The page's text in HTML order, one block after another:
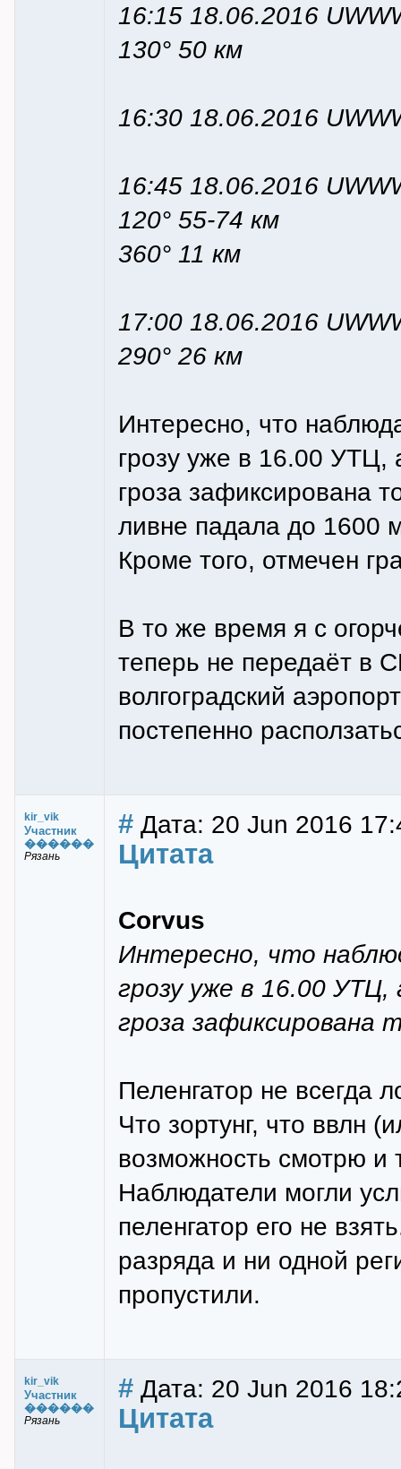
16:15 18.06.2016
130° 50 км
16:30 18.06.2016
16:45 18.06.2016
120° 55-74 км
360° 11 км
17:00 18.06.2016
290° 26 км
Интересно, что
грозу уже в 16.00 УТЦ,
гроза зафиксирована
ливне падала до 1600
Кроме того, отмечен
В то же время я с
теперь не передаёт в
волгоградский
постепенно
kir_vik
Участник
������
Рязань
# Дата: 20 Jun 2016
Цитата
Corvus
Интересно, что
грозу уже в 16.00 УТЦ,
гроза зафиксирована
Пеленгатор не всегда
Что зортунг, что ввлн
возможность смотрю и
Наблюдатели могли
пеленгатор его не
разряда и ни одной
пропустили.
kir_vik
Участник
������
Рязань
# Дата: 20 Jun 2016
Цитата